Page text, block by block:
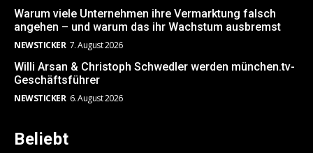
Warum viele Unternehmen ihre Vermarktung falsch
angehen – und warum das ihr Wachstum ausbremst
NEWSTICKER 7. August 2026
Willi Arsan & Christoph Schwedler werden münchen.tv-
Geschäftsführer
NEWSTICKER 6. August 2026
Beliebt